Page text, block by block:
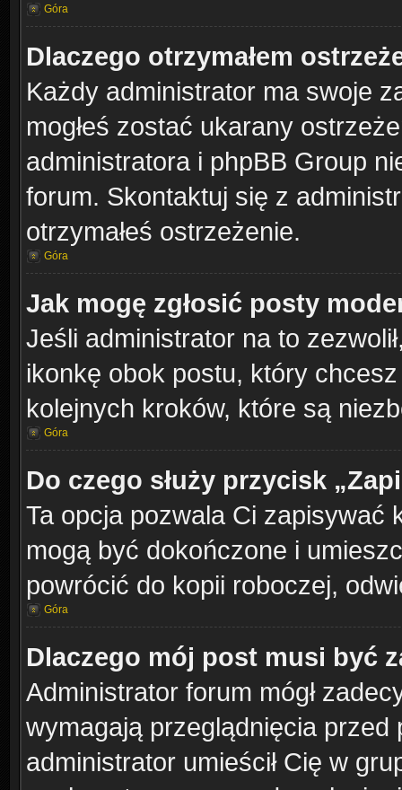
Góra
Dlaczego otrzymałem
Każdy administrator ma swoje
mogłeś zostać ukarany
administratora i phpBB Group
forum. Skontaktuj się z
otrzymałeś ostrzeżenie.
Góra
Jak mogę zgłosić posty
Jeśli administrator na to
ikonkę obok postu, który
kolejnych kroków, które są
Góra
Do czego służy przycisk
Ta opcja pozwala Ci zapisywać
mogą być dokończone i
powrócić do kopii roboczej,
Góra
Dlaczego mój post musi być
Administrator forum mógł
wymagają przeglądnięcia
administrator umieścił Cię w